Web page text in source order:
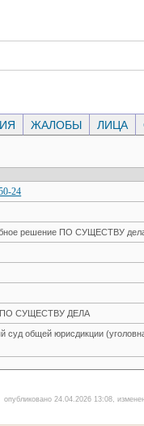
ЖАЛОБЫ ЛИЦА
24
решение ПО СУЩЕСТВУ
СУЩЕСТВУ ДЕЛА
суд общей юрисдикции
опубликовано 24.04.2026 13:08,